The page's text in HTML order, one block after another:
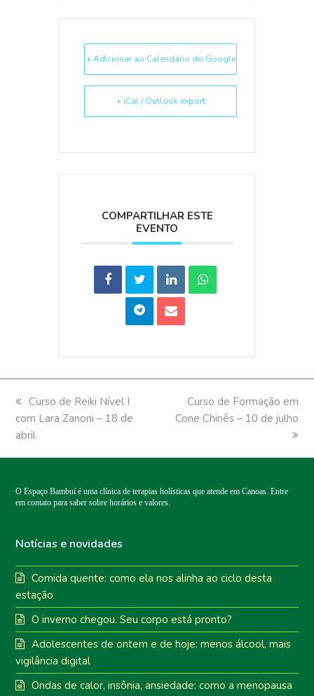
+ Adicionar ao Calendário do Google
+ iCal / Outlook export
COMPARTILHAR ESTE
EVENTO
previous
post:
Curso de Reiki Nível I
com Lara Zanoni – 18 de
abril
next
post:
Curso de Formação em
Cone Chinês – 10 de julho
O Espaço Bambuí é uma clínica de terapias holísticas que atende em Canoas. Entre
em contato para saber sobre horários e valores.
Notícias e novidades
Comida quente: como ela nos alinha ao ciclo desta
estação
O inverno chegou. Seu corpo está pronto?
Adolescentes de ontem e de hoje: menos álcool, mais
vigilância digital
Ondas de calor, insônia, ansiedade: como a menopausa